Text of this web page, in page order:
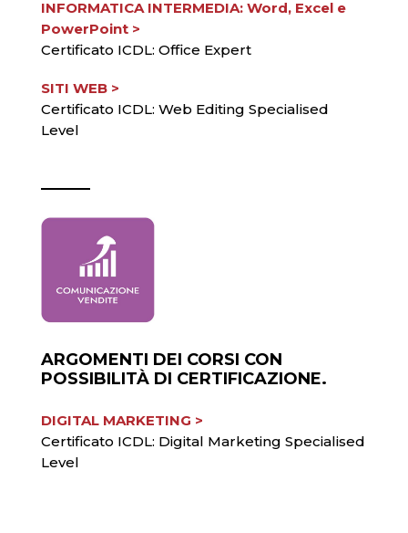
INFORMATICA INTERMEDIA: Word, Excel e
PowerPoint >
Certificato ICDL: Office Expert
SITI WEB >
Certificato ICDL: Web Editing Specialised
Level
ARGOMENTI DEI CORSI CON
POSSIBILITÀ DI CERTIFICAZIONE.
DIGITAL MARKETING >
Certificato ICDL: Digital Marketing Specialised
Level